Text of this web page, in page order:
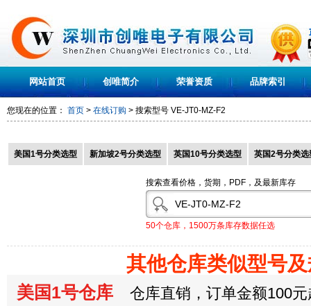
网站首页 创唯简介 荣誉资质 品牌索引
您现在的位置： 首页 > 在线订购 > 搜索型号 VE-JT0-MZ-F2
美国1号分类选型 新加坡2号分类选型 英国10号分类选型 英国2号分类选
搜索查看价格，货期，PDF，及最新库存
50个仓库，1500万条库存数据任选
其他仓库类似型号
美国1号仓库 仓库直销，订单金额100元